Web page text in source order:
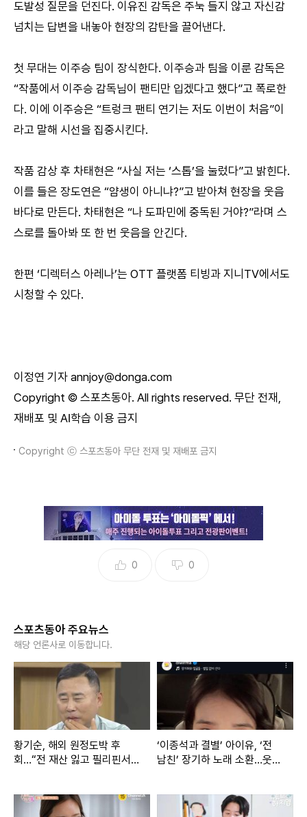
도발성 질문을 던진다. 이유진 감독은 주눅 들지 않고 자신감
넘치는 답변을 내놓아 현장의 감탄을 끌어낸다.
첫 무대는 이주승 팀이 장식한다. 이주승과 팀을 이룬 감독은
“작품에서 이주승 감독님이 팬티만 입겠다고 했다”고 폭로한
다. 이에 이주승은 “트렁크 팬티 연기는 저도 이번이 처음”이
라고 말해 시선을 집중시킨다.
작품 감상 후 차태현은 “사실 저는 ‘스톱’을 눌렀다”고 밝힌다.
이를 들은 장도연은 “얌생이 아니냐?”고 받아쳐 현장을 웃음
바다로 만든다. 차태현은 “나 도파민에 중독된 거야?”라며 스
스로를 돌아봐 또 한 번 웃음을 안긴다.
한편 ‘디렉터스 아레나’는 OTT 플랫폼 티빙과 지니TV에서도
시청할 수 있다.
이정연 기자 annjoy@donga.com
Copyright © 스포츠동아. All rights reserved. 무단 전재,
재배포 및 AI학습 이용 금지
Copyright ⓒ 스포츠동아 무단 전재 및 재배포 금지
0 0
스포츠동아 주요뉴스
해당 언론사로 이동합니다.
황기순, 해외 원정도박 후
회…“전 재산 잃고 필리핀서
‘이종석과 결별’ 아이유, ‘전
남친’ 장기하 노래 소환…웃픈